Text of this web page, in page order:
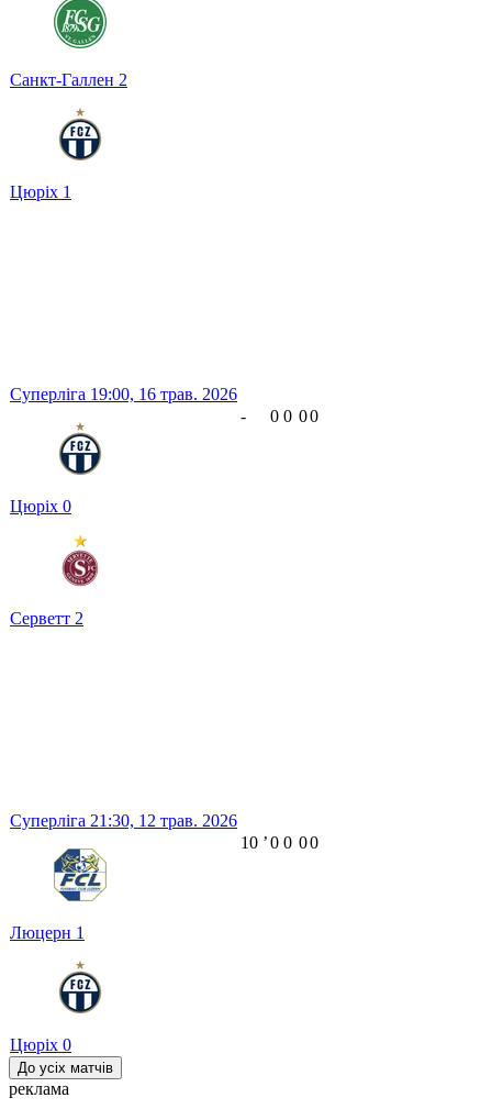
Санкт-Галлен 2
Цюріх 1
Суперліга 19:00, 16 трав. 2026
Цюріх 0
Серветт 2
- 0 0 00
Суперліга 21:30, 12 трав. 2026
Люцерн 1
Цюріх 0
10 ʼ0 0 00
До усіх матчів
реклама